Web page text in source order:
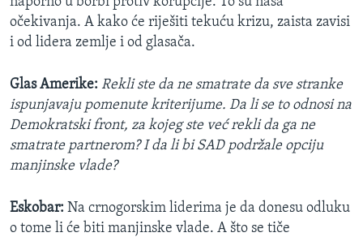
očekivanja. A kako će riješiti tekuću krizu, zaista zavisi
i od lidera zemlje i od glasača.
Glas Amerike: Rekli ste da ne smatrate da sve stranke
ispunjavaju pomenute kriterijume. Da li se to odnosi na
Demokratski front, za kojeg ste već rekli da ga ne
smatrate partnerom? I da li bi SAD podržale opciju
manjinske vlade?
Eskobar: Na crnogorskim liderima je da donesu odluku
o tome li će biti manjinske vlade. A što se tiče